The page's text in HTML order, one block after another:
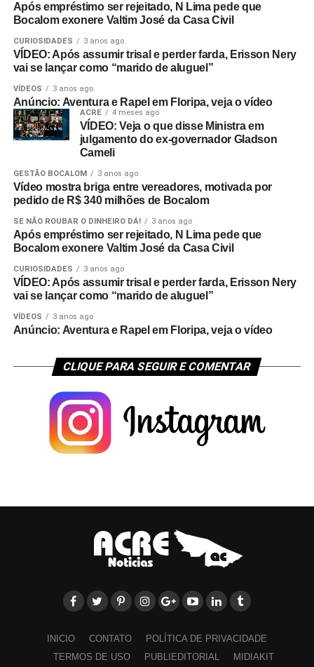
Após empréstimo ser rejeitado, N Lima pede que
Bocalom exonere Valtim José da Casa Civil
CURIOSIDADES 3 anos ago
VÍDEO: Após assumir trisal e perder farda, Erisson Nery
vai se lançar como “marido de aluguel”
VÍDEOS 3 anos ago
Anúncio: Aventura e Rapel em Floripa, veja o vídeo
ACRE 4 meses ago
VÍDEO: Veja o que disse Ministra em
julgamento do ex-governador Gladson
Cameli
GESTÃO BOCALOM 3 anos ago
Vídeo mostra briga entre vereadores, motivada por
pedido de R$ 340 milhões de Bocalom
SE NÃO ROUBAR O DINHEIRO DÁ! 3 anos ago
Após empréstimo ser rejeitado, N Lima pede que
Bocalom exonere Valtim José da Casa Civil
CURIOSIDADES 3 anos ago
VÍDEO: Após assumir trisal e perder farda, Erisson Nery
vai se lançar como “marido de aluguel”
VÍDEOS 3 anos ago
Anúncio: Aventura e Rapel em Floripa, veja o vídeo
CLIQUE PARA SEGUIR E COMENTAR
INICIO CONTATO
POLÍTICA DE PRIVACIDADE
TERMOS DE USO
PUBLIEDITORIAL MIDIAKIT